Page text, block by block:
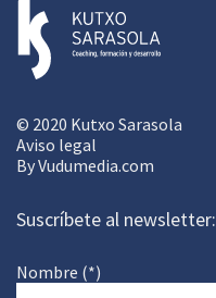
© 2020 Kutxo Sarasola
Aviso legal
ByVudumedia.com
Suscríbete al newsletter:
Nombre (*)